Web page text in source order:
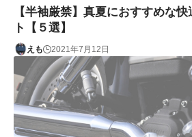
【半袖厳禁】真夏におすすめな
ト【５選】
えも 2021年7月12日